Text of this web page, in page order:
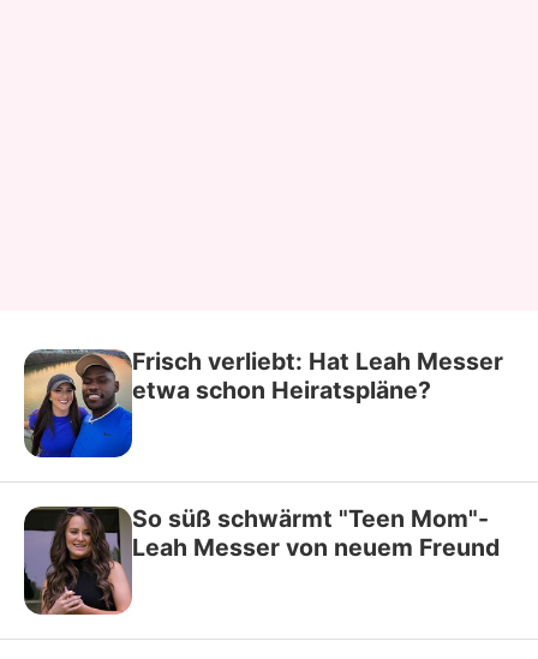
Frisch verliebt: Hat Leah Messer
etwa schon Heiratspläne?
So süß schwärmt "Teen Mom"-
Leah Messer von neuem Freund